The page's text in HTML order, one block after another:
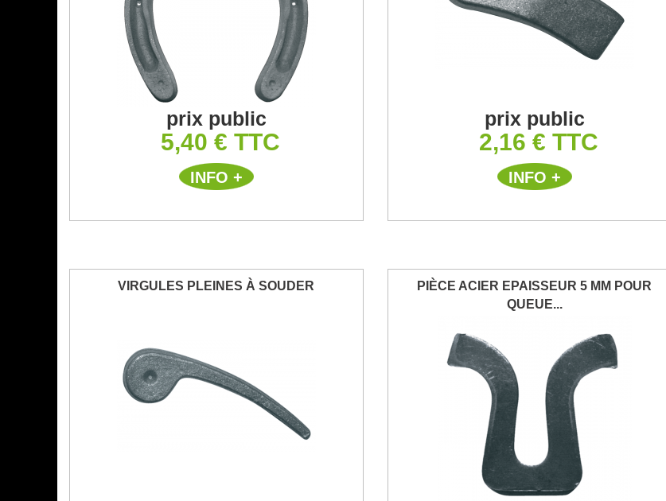
prix public
5,40 € TTC
INFO +
prix public
2,16 € TTC
INFO +
VIRGULES PLEINES À SOUDER
PIÈCE ACIER EPAISSEUR 5 MM POUR
QUEUE...